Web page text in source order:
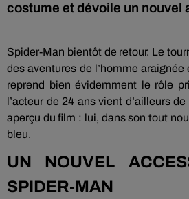
costume et dévoile un nouvel
Spider-Man bientôt de retour. Le
des aventures de l’homme
reprend bien évidemment le rôle
l’acteur de 24 ans vient d’ailleurs
aperçu du film : lui, dans son tout
bleu.
UN NOUVEL
SPIDER-MAN